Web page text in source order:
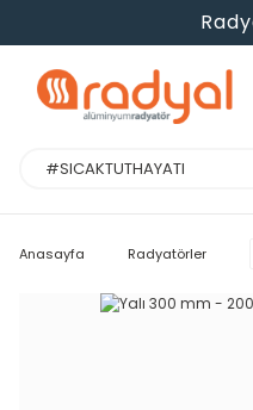
Anasayfa Radyatörler